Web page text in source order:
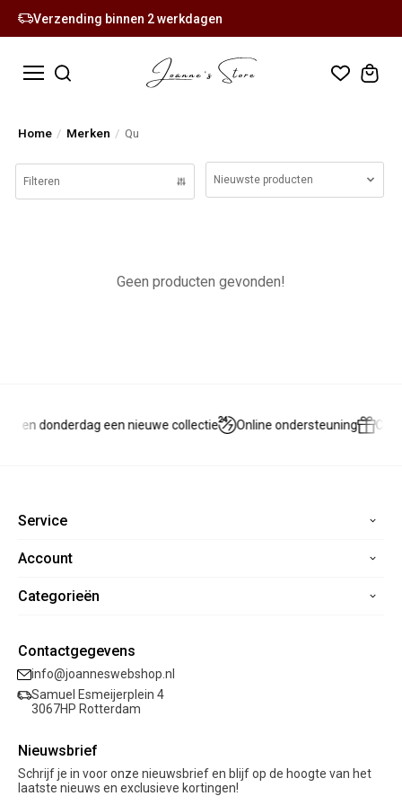
Verzending binnen 2 werkdagen
Home / Merken / Qu
Filteren Nieuwste producten
Geen producten gevonden!
en donderdag een nieuwe collectie Online ondersteuning
Service
Home
Veelgestelde vragen
Retourneren
Garantie
Account
Registreren
Mijn verlanglijst
Categorieën
Sale
Kleding
Schoenen
Cadeaubon
Contactgegevens
info@joanneswebshop.nl
Samuel Esmeijerplein 4
3067HP Rotterdam
Nieuwsbrief
Schrijf je in voor onze nieuwsbrief en blijf op de hoogte van het
laatste nieuws en exclusieve kortingen!